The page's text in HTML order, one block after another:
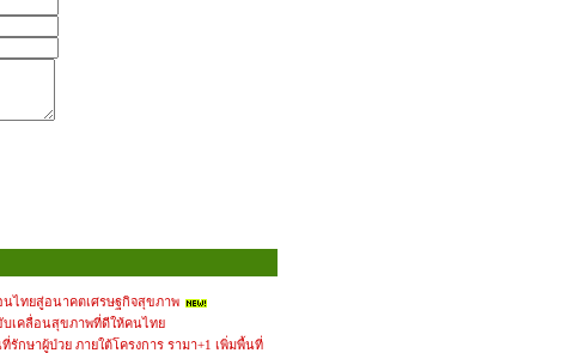
นไทยสู่อนาคตเศรษฐกิจสุขภาพ
บเคลื่อนสุขภาพที่ดีให้คนไทย
กษาผู้ป่วย ภายใต้โครงการ รามา+1 เพิ่มพื้นที่